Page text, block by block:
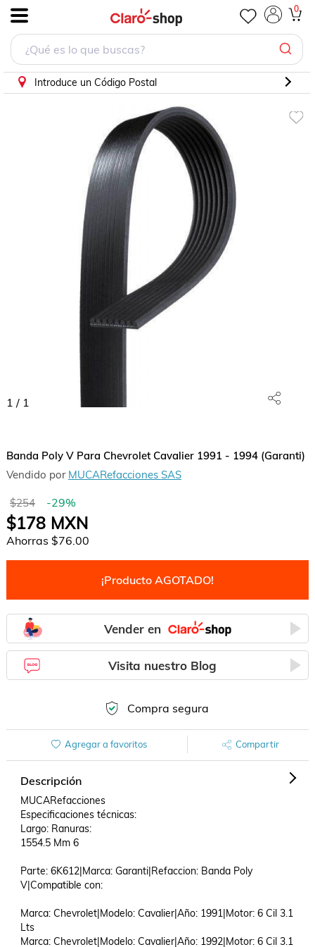
0
Introduce un Código Postal
1 / 1
Banda Poly V Para Chevrolet Cavalier 1991 - 1994 (Garanti)
Vendido por MUCARefacciones SAS
$254 -29%
$178MXN
Ahorras $76.00
¡Producto AGOTADO!
Vender en
Visita nuestro Blog
Compra segura
Agregar a favoritos Compartir
Descripción
MUCARefacciones
Especificaciones técnicas:
Largo: Ranuras:
1554.5 Mm 6
Parte: 6K612|Marca: Garanti|Refaccion: Banda Poly
V|Compatible con:
Marca: Chevrolet|Modelo: Cavalier|Año: 1991|Motor: 6 Cil 3.1
Lts
Marca: Chevrolet|Modelo: Cavalier|Año: 1992|Motor: 6 Cil 3.1